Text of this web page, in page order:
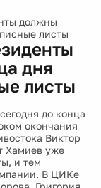
листы
дня
листы
до конца
окончания
Виктор
Хамиев уже
и тем
В ЦИКе
Григория